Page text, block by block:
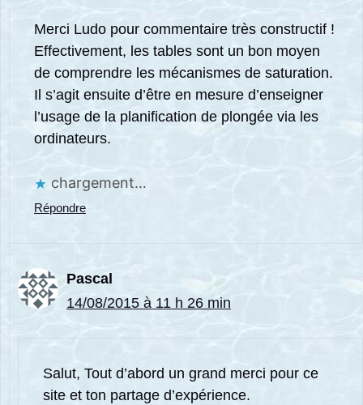
Merci Ludo pour commentaire très constructif !
Effectivement, les tables sont un bon moyen
de comprendre les mécanismes de saturation.
Il s’agit ensuite d’être en mesure d’enseigner
l’usage de la planification de plongée via les
ordinateurs.
chargement…
Répondre
Pascal
14/08/2015 à 11 h 26 min
Salut, Tout d’abord un grand merci pour ce
site et ton partage d’expérience.